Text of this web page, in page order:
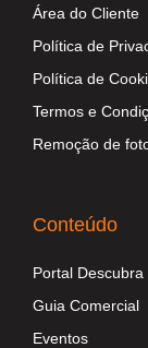
Área do Cliente
Política de
Política de
Termos e
Remoção de
Conteúdo
Portal Descubra
Guia Comercial
Eventos